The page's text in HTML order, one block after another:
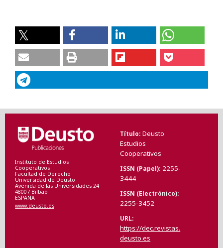
Instituto de Estudios
Cooperativos
Facultad de Derecho
Universidad de Deusto
Avenida de las Universidades 24
48007 Bilbao
ESPAÑA
www.deusto.es
Título Deusto
Estudios
Cooperativos
ISSN (Papel) 2255-
3444
ISSN (Electrónico)
2255-3452
URL
https://dec.revistas.
deusto.es